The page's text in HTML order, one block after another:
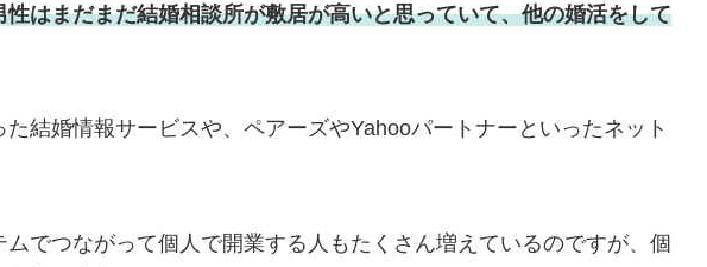
性はまだまだ結婚相談所が敷居が高いと思っていて、他の婚活をして
結婚情報サービスや、ペアーズやYahooパートナーといったネット
でつながって個人で開業する人もたくさん増えているのですが、個